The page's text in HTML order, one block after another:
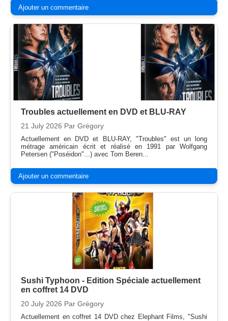
Ajouter un commentaire
Troubles actuellement en DVD et BLU-RAY
21 July 2026 Par Grégory
Actuellement en DVD et BLU-RAY, "Troubles" est un long
métrage américain écrit et réalisé en 1991 par Wolfgang
Petersen ("Poséidon"...) avec Tom Beren...
Ajouter un commentaire
Sushi Typhoon - Edition Spéciale actuellement
en coffret 14 DVD
20 July 2026 Par Grégory
Actuellement en coffret 14 DVD chez Elephant Films, "Sushi